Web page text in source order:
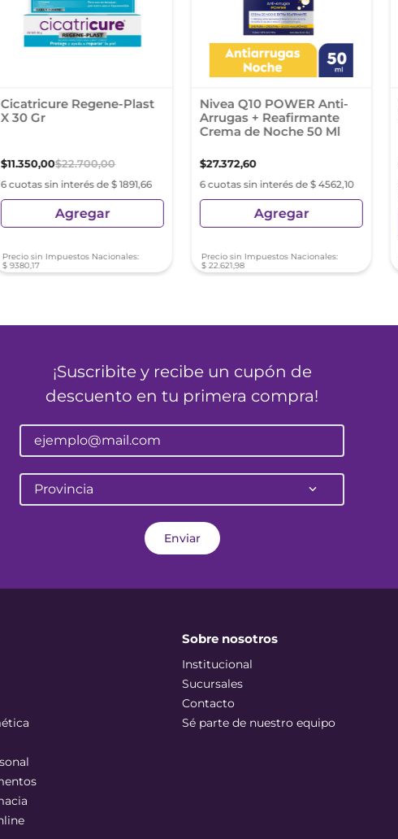
Cicatricure Regene-Plast
X 30 Gr
$11.350,00$22.700,00
6 cuotas sin interés de $ 1891,66
Agregar
Precio sin Impuestos Nacionales:
$ 9380,17
Nivea Q10 POWER Anti-
Arrugas + Reafirmante
Crema de Noche 50 Ml
$27.372,60
6 cuotas sin interés de $ 4562,10
Agregar
Precio sin Impuestos Nacionales:
$ 22.621,98
¡Suscribite y recibe un cupón de
descuento en tu primera compra!
Provincia
Enviar
Sobre nosotros
Institucional
Sucursales
Contacto
Sé parte de nuestro equipo